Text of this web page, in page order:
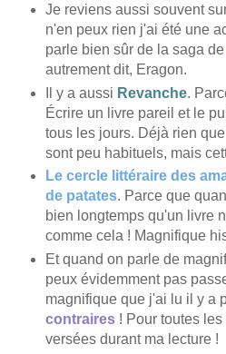
Je reviens aussi souvent
n'en peux rien j'ai été une
parle bien sûr de la saga de
autrement dit, Eragon.
Il y a aussi Revanche.
Écrire un livre pareil et le
tous les jours. Déjà rien
sont peu habituels, mais
Le cercle littéraire des
de patates. Parce que
bien longtemps qu'un livre
comme cela ! Magnifique
Et quand on parle de
peux évidemment pas
magnifique que j'ai lu il y a
contraires! Pour toutes les
versées durant ma lecture !